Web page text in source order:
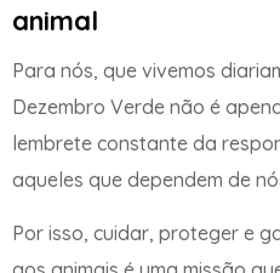
animal
Para nós, que vivemos
Dezembro Verde não é
lembrete constante da
aqueles que dependem de
Por isso, cuidar, proteger e